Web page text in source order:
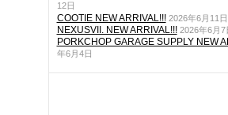
12日
COOTIE NEW ARRIVAL!!! 2026年6月11日
NEXUSVII. NEW ARRIVAL!!! 2026年6月7
PORKCHOP GARAGE SUPPLY NEW
年6月4日